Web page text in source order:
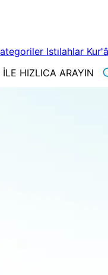
Istılahlar
HIZLICA ARAYIN